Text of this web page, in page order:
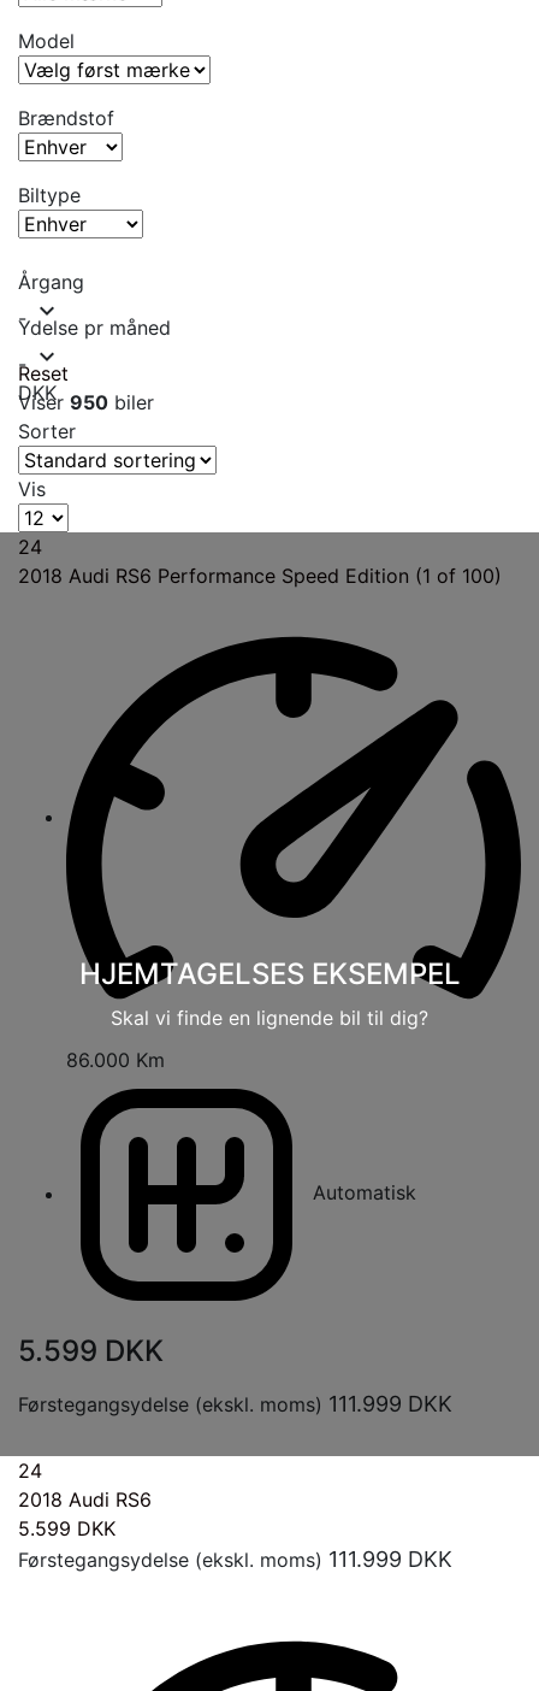
Model
Brændstof
Biltype
Årgang
- expand_more
Ydelse pr måned
- expand_more
DKK
Reset
Viser 950 biler
Sorter
Vis
24
HJEMTAGELSES EKSEMPEL
Skal vi finde en lignende bil til dig?
2018 Audi RS6 Performance Speed Edition (1 of 100)
86.000 Km
Automatisk
5.599 DKK
Førstegangsydelse (ekskl. moms) 111.999 DKK
24
2018 Audi RS6
5.599 DKK
Førstegangsydelse (ekskl. moms) 111.999 DKK